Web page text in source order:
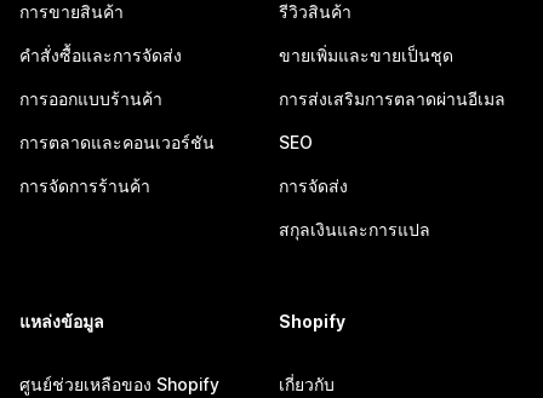
การขายสินค้า
คำสั่งซื้อและการจัดส่ง
การออกแบบร้านค้า
การตลาดและคอนเวอร์ชัน
การจัดการร้านค้า
รีวิวสินค้า
ขายเพิ่มและขายเป็นชุด
การส่งเสริมการตลาดผ่านอีเมล
SEO
การจัดส่ง
สกุลเงินและการแปล
แหล่งข้อมูล
ศูนย์ช่วยเหลือของ Shopify
Shopify
เกี่ยวกับ